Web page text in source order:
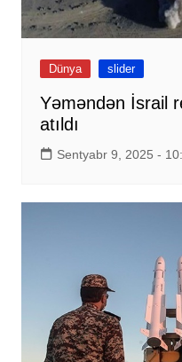
Dünya slider
Yəməndən İsrail
atıldı
Sentyabr 9, 2025 -